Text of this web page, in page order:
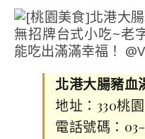
北港大腸豬血
地址：330桃
電話號碼：03-